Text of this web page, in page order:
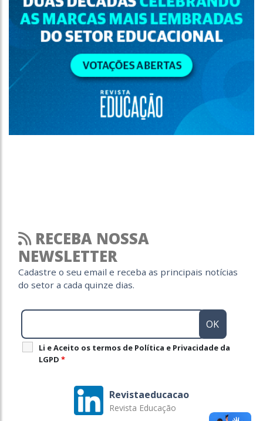
RECEBA NOSSA
NEWSLETTER
Cadastre o seu email e receba as principais notícias
do setor a cada quinze dias.
Li e Aceito os termos de Política e Privacidade da
LGPD *
Revistaeducacao
Revista Educação